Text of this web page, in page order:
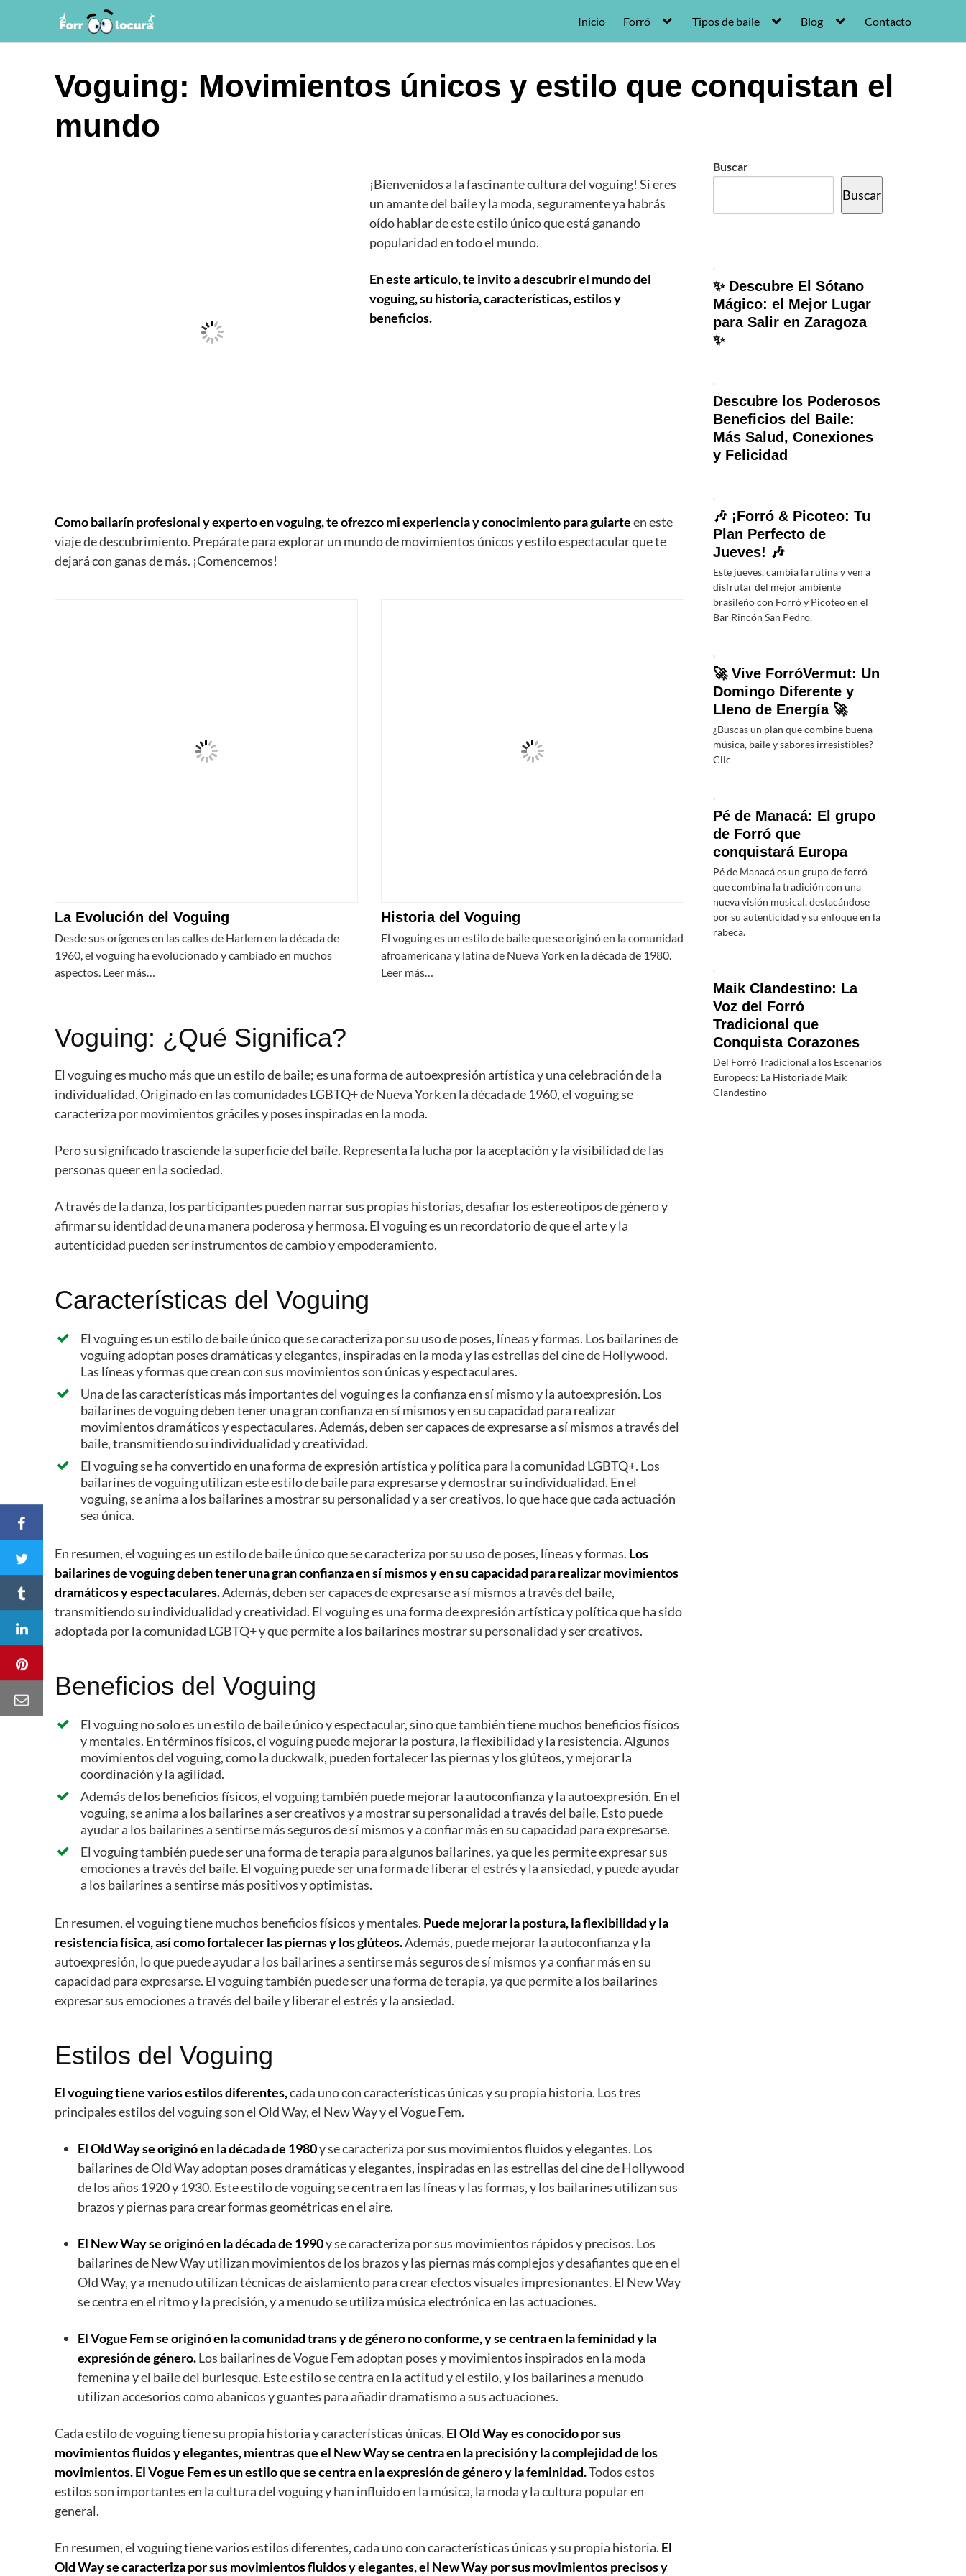
contenido
Inicio Forró Tipos de baile Blog Contacto
Voguing: Movimientos únicos y estilo que conquistan el
mundo
¡Bienvenidos a la fascinante cultura del voguing! Si eres
un amante del baile y la moda, seguramente ya habrás
oído hablar de este estilo único que está ganando
popularidad en todo el mundo.
En este artículo, te invito a descubrir el mundo del
voguing, su historia, características, estilos y
beneficios.
Como bailarín profesional y experto en voguing, te ofrezco mi experiencia y conocimiento para guiarteen este
viaje de descubrimiento. Prepárate para explorar un mundo de movimientos únicos y estilo espectacular que te
dejará con ganas de más. ¡Comencemos!
La Evolución del Voguing
Desde sus orígenes en las calles de Harlem en la década de
1960, el voguing ha evolucionado y cambiado en muchos
aspectos. Leer más…
Historia del Voguing
El voguing es un estilo de baile que se originó en la comunidad
afroamericana y latina de Nueva York en la década de 1980.
Leer más…
Voguing: ¿Qué Significa?
El voguing es mucho más que un estilo de baile; es una forma de autoexpresión artística y una celebración de la
individualidad. Originado en las comunidades LGBTQ+ de Nueva York en la década de 1960, el voguing se
caracteriza por movimientos gráciles y poses inspiradas en la moda.
Pero su significado trasciende la superficie del baile. Representa la lucha por la aceptación y la visibilidad de las
personas queer en la sociedad.
A través de la danza, los participantes pueden narrar sus propias historias, desafiar los estereotipos de género y
afirmar su identidad de una manera poderosa y hermosa. El voguing es un recordatorio de que el arte y la
autenticidad pueden ser instrumentos de cambio y empoderamiento.
Características del Voguing
El voguing es un estilo de baile único que se caracteriza por su uso de poses, líneas y formas. Los bailarines de
voguing adoptan poses dramáticas y elegantes, inspiradas en la moda y las estrellas del cine de Hollywood.
Las líneas y formas que crean con sus movimientos son únicas y espectaculares.
Una de las características más importantes del voguing es la confianza en sí mismo y la autoexpresión. Los
bailarines de voguing deben tener una gran confianza en sí mismos y en su capacidad para realizar
movimientos dramáticos y espectaculares. Además, deben ser capaces de expresarse a sí mismos a través del
baile, transmitiendo su individualidad y creatividad.
El voguing se ha convertido en una forma de expresión artística y política para la comunidad LGBTQ+. Los
bailarines de voguing utilizan este estilo de baile para expresarse y demostrar su individualidad. En el
voguing, se anima a los bailarines a mostrar su personalidad y a ser creativos, lo que hace que cada actuación
sea única.
En resumen, el voguing es un estilo de baile único que se caracteriza por su uso de poses, líneas y formas. Los
bailarines de voguing deben tener una gran confianza en sí mismos y en su capacidad para realizar movimientos
dramáticos y espectaculares.Además, deben ser capaces de expresarse a sí mismos a través del baile,
transmitiendo su individualidad y creatividad. El voguing es una forma de expresión artística y política que ha sido
adoptada por la comunidad LGBTQ+ y que permite a los bailarines mostrar su personalidad y ser creativos.
Beneficios del Voguing
El voguing no solo es un estilo de baile único y espectacular, sino que también tiene muchos beneficios físicos
y mentales. En términos físicos, el voguing puede mejorar la postura, la flexibilidad y la resistencia. Algunos
movimientos del voguing, como la duckwalk, pueden fortalecer las piernas y los glúteos, y mejorar la
coordinación y la agilidad.
Además de los beneficios físicos, el voguing también puede mejorar la autoconfianza y la autoexpresión. En el
voguing, se anima a los bailarines a ser creativos y a mostrar su personalidad a través del baile. Esto puede
ayudar a los bailarines a sentirse más seguros de sí mismos y a confiar más en su capacidad para expresarse.
El voguing también puede ser una forma de terapia para algunos bailarines, ya que les permite expresar sus
emociones a través del baile. El voguing puede ser una forma de liberar el estrés y la ansiedad, y puede ayudar
a los bailarines a sentirse más positivos y optimistas.
En resumen, el voguing tiene muchos beneficios físicos y mentales. Puede mejorar la postura, la flexibilidad y la
resistencia física, así como fortalecer las piernas y los glúteos.Además, puede mejorar la autoconfianza y la
autoexpresión, lo que puede ayudar a los bailarines a sentirse más seguros de sí mismos y a confiar más en su
capacidad para expresarse. El voguing también puede ser una forma de terapia, ya que permite a los bailarines
expresar sus emociones a través del baile y liberar el estrés y la ansiedad.
Estilos del Voguing
El voguing tiene varios estilos diferentes,cada uno con características únicas y su propia historia. Los tres
principales estilos del voguing son el Old Way, el New Way y el Vogue Fem.
El Old Way se originó en la década de 1980y se caracteriza por sus movimientos fluidos y elegantes. Los
bailarines de Old Way adoptan poses dramáticas y elegantes, inspiradas en las estrellas del cine de Hollywood
de los años 1920 y 1930. Este estilo de voguing se centra en las líneas y las formas, y los bailarines utilizan sus
brazos y piernas para crear formas geométricas en el aire.
El New Way se originó en la década de 1990y se caracteriza por sus movimientos rápidos y precisos. Los
bailarines de New Way utilizan movimientos de los brazos y las piernas más complejos y desafiantes que en el
Old Way, y a menudo utilizan técnicas de aislamiento para crear efectos visuales impresionantes. El New Way
se centra en el ritmo y la precisión, y a menudo se utiliza música electrónica en las actuaciones.
El Vogue Fem se originó en la comunidad trans y de género no conforme, y se centra en la feminidad y la
expresión de género.Los bailarines de Vogue Fem adoptan poses y movimientos inspirados en la moda
femenina y el baile del burlesque. Este estilo se centra en la actitud y el estilo, y los bailarines a menudo
utilizan accesorios como abanicos y guantes para añadir dramatismo a sus actuaciones.
Cada estilo de voguing tiene su propia historia y características únicas. El Old Way es conocido por sus
movimientos fluidos y elegantes, mientras que el New Way se centra en la precisión y la complejidad de los
movimientos. El Vogue Fem es un estilo que se centra en la expresión de género y la feminidad.Todos estos
estilos son importantes en la cultura del voguing y han influido en la música, la moda y la cultura popular en
general.
En resumen, el voguing tiene varios estilos diferentes, cada uno con características únicas y su propia historia. El
Old Way se caracteriza por sus movimientos fluidos y elegantes, el New Way por sus movimientos precisos y
Buscar
Buscar
✨ Descubre El Sótano
Mágico: el Mejor Lugar
para Salir en Zaragoza
✨
Descubre los Poderosos
Beneficios del Baile:
Más Salud, Conexiones
y Felicidad
🎶 ¡Forró & Picoteo: Tu
Plan Perfecto de
Jueves! 🎶
Este jueves, cambia la rutina y ven a
disfrutar del mejor ambiente
brasileño con Forró y Picoteo en el
Bar Rincón San Pedro.
🚀 Vive ForróVermut: Un
Domingo Diferente y
Lleno de Energía 🚀
¿Buscas un plan que combine buena
música, baile y sabores irresistibles?
Clic
Pé de Manacá: El grupo
de Forró que
conquistará Europa
Pé de Manacá es un grupo de forró
que combina la tradición con una
nueva visión musical, destacándose
por su autenticidad y su enfoque en la
rabeca.
Maik Clandestino: La
Voz del Forró
Tradicional que
Conquista Corazones
Del Forró Tradicional a los Escenarios
Europeos: La Historia de Maik
Clandestino